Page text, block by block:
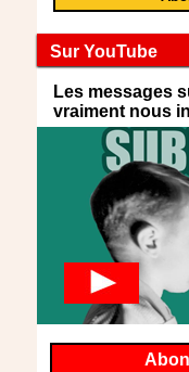
Sur YouTube
Les messages
vraiment nous